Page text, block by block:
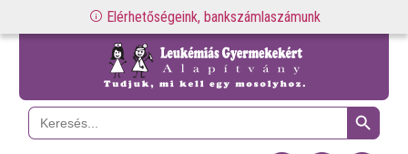
Elérhetőségeink, bankszámlaszámunk
Search
for:
Search Button